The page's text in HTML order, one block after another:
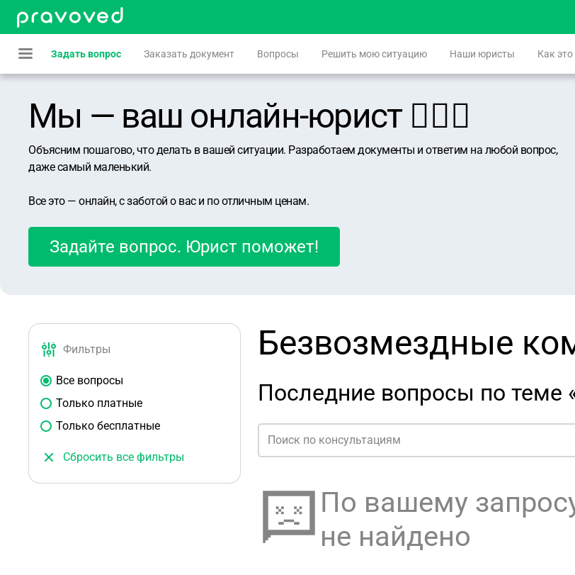
Задать вопрос Заказать документ Вопросы Решить мою ситуацию Наши юристы Как
Мы — ваш онлайн-юрист 👨🏻‍⚖️
Объясним пошагово, что делать в вашей ситуации. Разработаем документы и ответим на любой вопрос,
даже самый маленький.
Все это — онлайн, с заботой о вас и по отличным ценам.
Задайте вопрос. Юрист поможет!
Фильтры
Все вопросы
Только платные
Только бесплатные
Сбросить все фильтры
Безвозмездные
Последние вопросы по теме
По вашему
не найдено